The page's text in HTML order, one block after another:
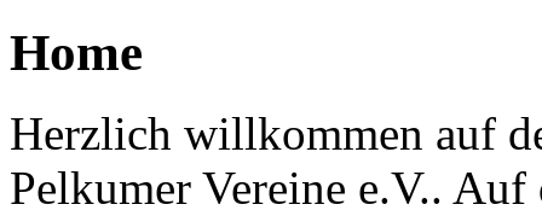
Home
Herzlich willkommen auf
Pelkumer Vereine e.V.. Auf